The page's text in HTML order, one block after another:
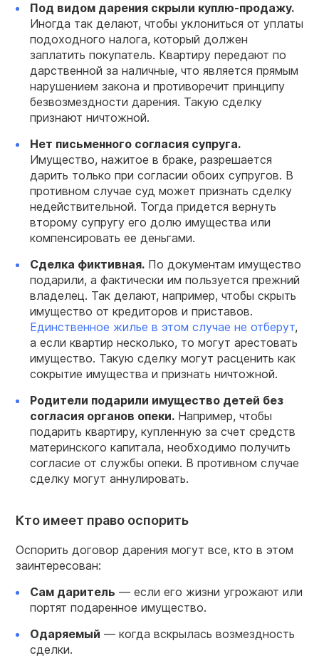
Под видом дарения скрыли куплю-продажу.
Иногда так делают, чтобы уклониться от уплаты
подоходного налога, который должен
заплатить покупатель. Квартиру передают по
дарственной за наличные, что является прямым
нарушением закона и противоречит принципу
безвозмездности дарения. Такую сделку
признают ничтожной.
Нет письменного согласия супруга.
Имущество, нажитое в браке, разрешается
дарить только при согласии обоих супругов. В
противном случае суд может признать сделку
недействительной. Тогда придется вернуть
второму супругу его долю имущества или
компенсировать ее деньгами.
Сделка фиктивная. По документам имущество
подарили, а фактически им пользуется прежний
владелец. Так делают, например, чтобы скрыть
имущество от кредиторов и приставов.
Единственное жилье в этом случае не отберут,
а если квартир несколько, то могут арестовать
имущество. Такую сделку могут расценить как
сокрытие имущества и признать ничтожной.
Родители подарили имущество детей без
согласия органов опеки. Например, чтобы
подарить квартиру, купленную за счет средств
материнского капитала, необходимо получить
согласие от службы опеки. В противном случае
сделку могут аннулировать.
Кто имеет право оспорить
Оспорить договор дарения могут все, кто в этом
заинтересован:
Сам даритель — если его жизни угрожают или
портят подаренное имущество.
Одаряемый — когда вскрылась возмездность
сделки.